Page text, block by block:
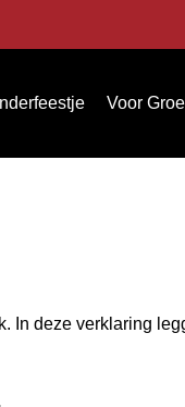
Voor
In deze verklaring